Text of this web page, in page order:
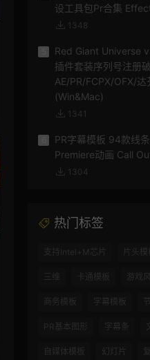
设工具包Pr合集
1348
Red Giant Universe
插件套装序列号注册
AE/PR/FCPX/OFX/达
(Win&Mac)
1341
PR字幕模板 94款线
Premiere动画 Call
1304
热门标签
支持Intel+M芯片 片头模
三维 卡通模板 游戏风
商务模板 字幕模板
PR基本图形 字幕条
自媒体模板 幻灯片